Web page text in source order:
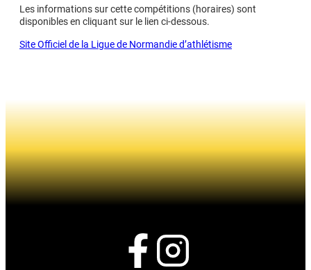
Les informations sur cette compétitions (horaires) sont
disponibles en cliquant sur le lien ci-dessous.
Site Officiel de la Ligue de Normandie d’athlétisme